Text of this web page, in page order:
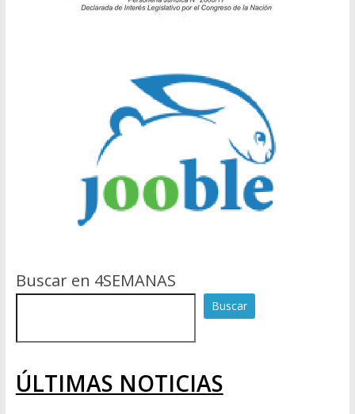
Buscar en 4SEMANAS
Buscar
ÚLTIMAS NOTICIAS